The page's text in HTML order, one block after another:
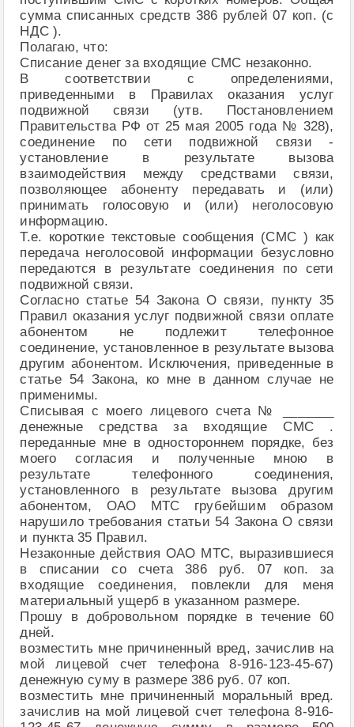
сумма списанных средств 386 рублей 07 коп. (c
НДС ).
Полагаю, что:
Списание денег за входящие СМС незаконно.
В соответствии с определениями,
приведенными в Правилах оказания услуг
подвижной связи (утв. Постановлением
Правительства РФ от 25 мая 2005 года № 328),
соединение по сети подвижной связи -
установление в результате вызова
взаимодействия между средствами связи,
позволяющее абоненту передавать и (или)
принимать голосовую и (или) неголосовую
информацию.
Т.е. короткие текстовые сообщения (СМС ) как
передача неголосовой информации безусловно
передаются в результате соединения по сети
подвижной связи.
Согласно статье 54 Закона О связи, пункту 35
Правил оказания услуг подвижной связи оплате
абонентом не подлежит телефонное
соединение, установленное в результате вызова
другим абонентом. Исключения, приведенные в
статье 54 Закона, ко мне в данном случае не
применимы.
Списывая с моего лицевого счета № _______
денежные средства за входящие СМС .
переданные мне в одностороннем порядке, без
моего согласия и полученные мною в
результате телефонного соединения,
установленного в результате вызова другим
абонентом, ОАО МТС грубейшим образом
нарушило требования статьи 54 Закона О связи
и пункта 35 Правил.
Незаконные действия ОАО МТС, выразившиеся
в списании со счета 386 руб. 07 коп. за
входящие соединения, повлекли для меня
материальный ущерб в указанном размере.
Прошу в добровольном порядке в течение 60
дней.
возместить мне причиненный вред, зачислив на
мой лицевой счет телефона 8-916-123-45-67)
денежную суму в размере 386 руб. 07 коп.
возместить мне причиненный моральный вред.
зачислив на мой лицевой счет телефона 8-916-